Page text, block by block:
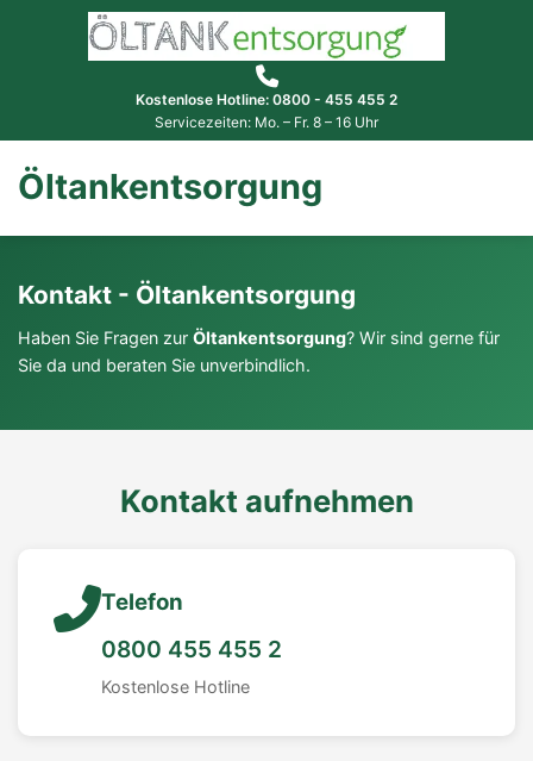
Kostenlose Hotline: 0800 - 455 455 2
Servicezeiten: Mo. – Fr. 8 – 16 Uhr
Öltankentsorgung
Kontakt - Öltankentsorgung
Haben Sie Fragen zur Öltankentsorgung? Wir sind gerne für
Sie da und beraten Sie unverbindlich.
Kontakt aufnehmen
Telefon
0800 455 455 2
Kostenlose Hotline